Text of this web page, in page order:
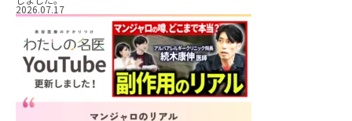
2026.07.17